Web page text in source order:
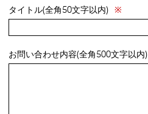
タイトル(全角50文字以内) ※
お問い合わせ内容(全角500文字以内)